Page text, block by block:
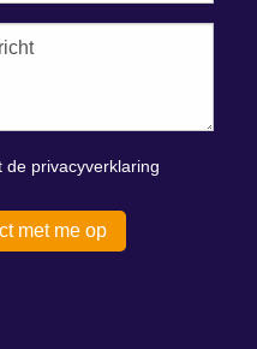
de privacyverklaring